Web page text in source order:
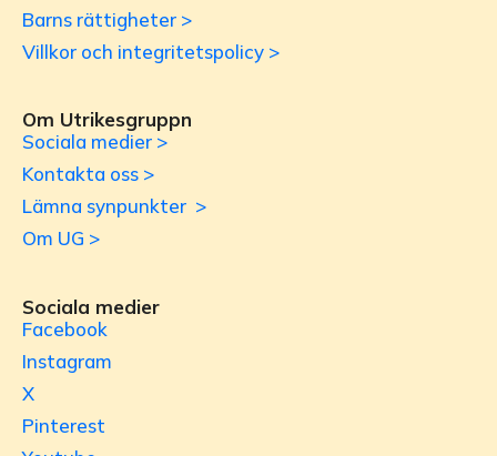
Barns rättigheter >
Villkor och integritetspolicy >
Om Utrikesgruppn
Sociala medier >
Kontakta oss >
Lämna synpunkter >
Om UG >
Sociala medier
Facebook
Instagram
X
Pinterest